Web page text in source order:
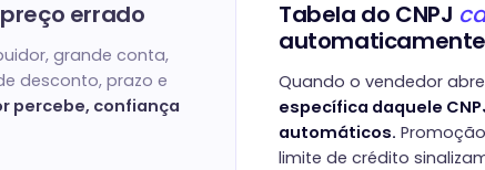
errado
grande conta,
desconto, prazo e
percebe, confiança
Tabela do CNPJ
Quando o vendedor
específica daquele
automáticos.
limite de crédito